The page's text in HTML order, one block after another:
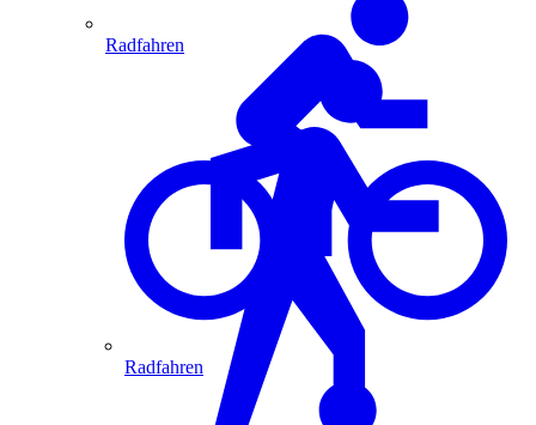
Radfahren
Radfahren